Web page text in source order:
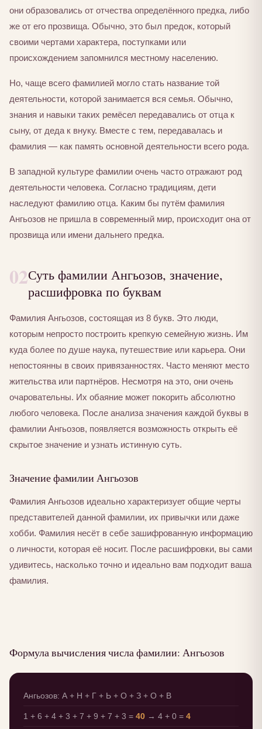
они образовались от отчества определённого предка, либо
же от его прозвища. Обычно, это был предок, который
своими чертами характера, поступками или
происхождением запомнился местному населению.
Но, чаще всего фамилией могло стать название той
деятельности, которой занимается вся семья. Обычно,
знания и навыки таких ремёсел передавались от отца к
сыну, от деда к внуку. Вместе с тем, передавалась и
фамилия — как память основной деятельности всего рода.
В западной культуре фамилии очень часто отражают род
деятельности человека. Согласно традициям, дети
наследуют фамилию отца. Каким бы путём фамилия
Ангьозов не пришла в современный мир, происходит она от
прозвища или имени дальнего предка.
02Суть фамилии Ангьозов, значение,
расшифровка по буквам
Фамилия Ангьозов, состоящая из 8 букв. Это люди,
которым непросто построить крепкую семейную жизнь. Им
куда более по душе наука, путешествие или карьера. Они
непостоянны в своих привязанностях. Часто меняют место
жительства или партнёров. Несмотря на это, они очень
очаровательны. Их обаяние может покорить абсолютно
любого человека. После анализа значения каждой буквы в
фамилии Ангьозов, появляется возможность открыть её
скрытое значение и узнать истинную суть.
Значение фамилии Ангьозов
Фамилия Ангьозов идеально характеризует общие черты
представителей данной фамилии, их привычки или даже
хобби. Фамилия несёт в себе зашифрованную информацию
о личности, которая её носит. После расшифровки, вы сами
удивитесь, насколько точно и идеально вам подходит ваша
фамилия.
Формула вычисления числа фамилии: Ангьозов
Ангьозов: А + Н + Г + Ь + О + З + О + В
1 + 6 + 4 + 3 + 7 + 9 + 7 + 3 = 40 → 4 + 0 = 4